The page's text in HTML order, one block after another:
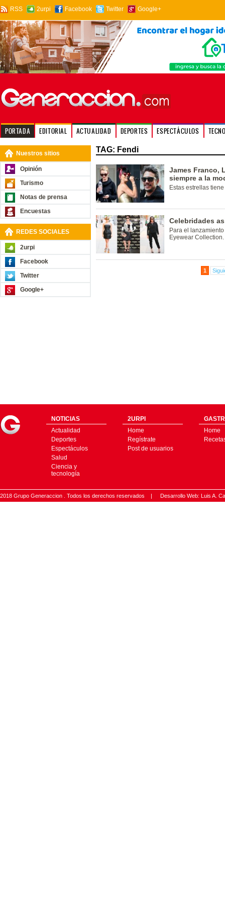
RSS 2urpi Facebook Twitter Google+
PORTADA EDITORIAL ACTUALIDAD DEPORTES ESPECTÁCULOS
Nuestros sitios
Opinión
Turismo
Notas de prensa
Encuestas
REDES SOCIALES
2urpi
Facebook
Twitter
Google+
TAG: Fendi
James Franco,
siempre a la
Estas estrellas
Celebridades
Para el
Eyewear Collection.
1
NOTICIAS
Actualidad
Deportes
Espectáculos
Salud
Ciencia y
tecnología
2URPI
Home
Regístrate
Post de usuarios
Home
2018 Grupo Generaccion . Todos los derechos reservados | Desarrollo Web: Luis